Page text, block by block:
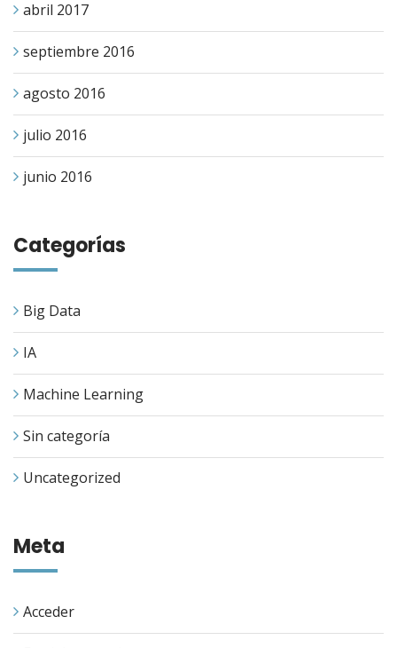
abril 2017
septiembre 2016
agosto 2016
julio 2016
junio 2016
Categorías
Big Data
IA
Machine Learning
Sin categoría
Uncategorized
Meta
Acceder